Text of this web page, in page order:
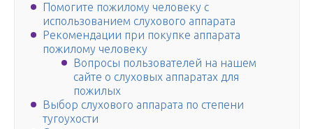
Помогите пожилому человеку с
использованием слухового аппарата
Рекомендации при покупке аппарата
пожилому человеку
Вопросы пользователей на нашем
сайте о слуховых аппаратах для
пожилых
Выбор слухового аппарата по степени
тугоухости